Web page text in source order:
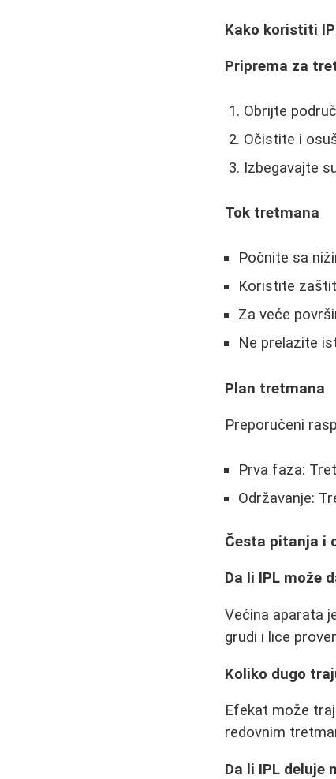
Kako koristiti
Priprema za
Obrijte
Očistite i
Izbegavajte
Tok tretmana
Počnite sa
Koristite
Za veće
Ne prelazite
Plan tretmana
Preporučeni
Prva faza:
Održavanje:
Česta pitanja i
Da li IPL može
Većina aparata
grudi i lice
Koliko dugo
Efekat može
redovnim
Da li IPL deluje